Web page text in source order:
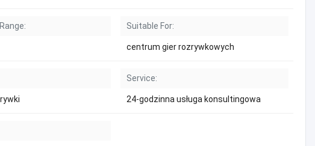
Suitable For:
centrum gier rozrywkowych
Service:
24-godzinna usługa konsultingowa